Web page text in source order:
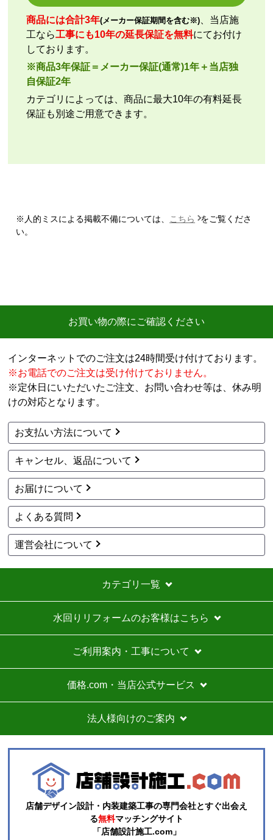
ショップからの連絡や対応は適切でしたか？
いいえ
予定の期日までに商品が届きましたか？
はい
商品の梱包は必要十分なものでしたか？
はい
またこのショップを利用したいですか？
いいえ
【注文からどのくらいで届きましたか？】
商品価格は安く、工事費で稼ぐ形。
い。
工事セットでは二度とつかわない
アト＠リエさん
2026年7月28日 17:11
欲しい商品をスムーズに注文できましたか？
はい
ショップからの連絡や対応は適切でしたか？
はい
予定の期日までに商品が届きましたか？
はい
商品の梱包は必要十分なものでしたか？
はい
またこのショップを利用したいですか？
いいえ
商品購入から入金連絡、工事日の指定、決定、商品の
到着等はスムーズでした。
総額的には高くなってしまったので、エアコンに限ら
ずこちらの会社からのリピはありません。
それと商品欄にもう少し細かく工事費の内訳を書いた
方がいいと思いました。
ひらり〜さん
2026年7月26日 12:54
商品には合計3年(メーカー保証期間を含む※) 、当店施
工なら工事にも10年の延長保証を無料にてお付け
しております。
※商品3年保証＝メーカー保証(通常)1年＋当店独
自保証2年
カテゴリによっては、商品に最大10年の有料延長
保証も別途ご用意できます。
※人的ミスによる掲載不備については、 こちら
をご覧くださ
い。
お買い物の際にご確認ください
インターネットでのご注文は24時間受け付けております。
※お電話でのご注文は受け付けておりません。
※定休日にいただいたご注文、お問い合わせ等は、休み明
けの対応となります。
お支払い方法について
キャンセル、返品について
お届けについて
よくある質問
運営会社について
カテゴリ一覧
水回りリフォームのお客様はこちら
ご利用案内・工事について
価格.com・当店公式サービス
法人様向けのご案内
店舗デザイン設計・内装建築工事の専門会社とすぐ出会え
る無料マッチングサイト
「店舗設計施工.com」